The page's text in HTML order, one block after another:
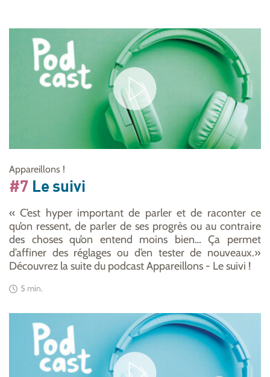
Appareillons !
#7 Le suivi
« C’est hyper important de parler et de raconter ce
qu’on ressent, de parler de ses progrès ou au contraire
des choses qu’on entend moins bien… Ça permet
d’affiner des réglages ou d’en tester de nouveaux.»
Découvrez la suite du podcast Appareillons - Le suivi !
5 min.